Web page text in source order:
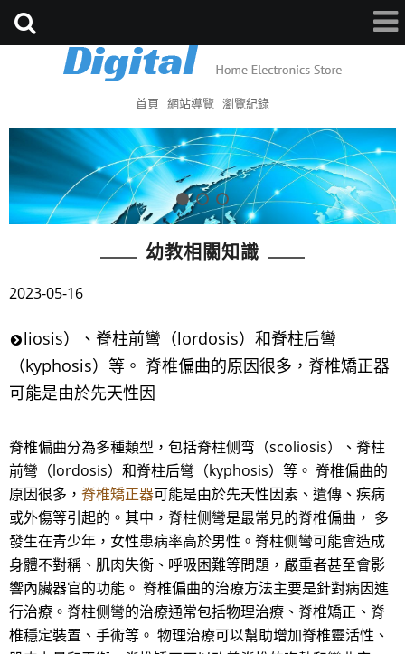
首頁 網站導覽 瀏覽紀錄
幼教相關知識
2023-05-16
liosis）、脊柱前彎（lordosis）和脊柱后彎
（kyphosis）等。 脊椎偏曲的原因很多，脊椎矯正器
可能是由於先天性因
脊椎偏曲分為多種類型，包括脊柱侧弯（scoliosis）、脊柱
前彎（lordosis）和脊柱后彎（kyphosis）等。 脊椎偏曲的
原因很多， 脊椎矯正器可能是由於先天性因素、遺傳、疾病
或外傷等引起的。其中，脊柱侧彎是最常見的脊椎偏曲， 多
發生在青少年，女性患病率高於男性。脊柱侧彎可能會造成
身體不對稱、肌肉失衡、呼吸困難等問題，嚴重者甚至會影
響內臟器官的功能。 脊椎偏曲的治療方法主要是針對病因進
行治療。脊柱侧彎的治療通常包括物理治療、脊椎矯正、脊
椎穩定裝置、手術等。 物理治療可以幫助增加脊椎靈活性、